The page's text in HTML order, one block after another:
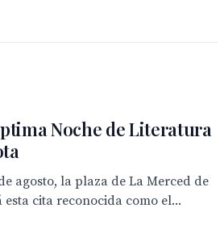
Noche de Literatura
agosto, la plaza de La Merced de
cita reconocida como el...